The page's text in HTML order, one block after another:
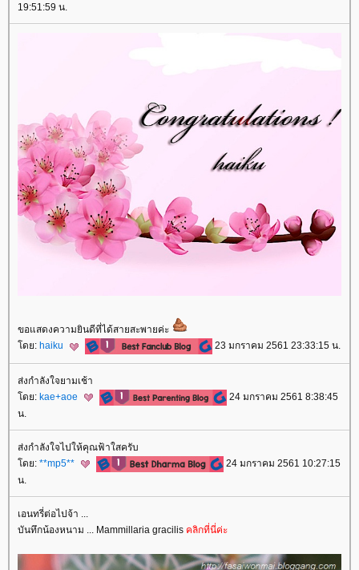
19:51:59 น.
ขอแสดงความยินดีที่ได้สายสะพายค่ะ
ดย: haiku 23 มกราคม 2561 23:33:15 น.
ส่งกำลังใจยามเช้า
ดย: kae+aoe
24 มกราคม 2561 8:38:45
น.
ส่งกำลังใจไปให้คุณฟ้าใสครับ
ดย: **mp5**
24 มกราคม 2561 10:27:15
น.
เอนทรี่ต่อไปจ้า ...
บันทึกน้องหนาม ... Mammillaria gracilis คลิกที่นี่ค่ะ